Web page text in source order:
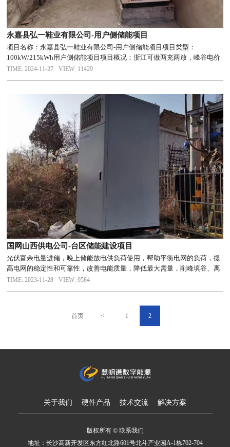
永嘉县弘一鞋业有限公司-用户侧储能项目
项目名称：永嘉县弘一鞋业有限公司-用户侧储能项目项目类型：
100kW/215kWh用户侧储能项目项目概况：浙江可做两充两放，峰谷电价
差超1元/度，峰谷套利模式帮助企业节省电费开支，降低用电成本。项目
TIME: 2024-11-27 VIEW: 11429
国网山西供电公司-台区储能建设项目
光伏富余电量进储，晚上储能放电供负荷使用，帮助平衡电网的负荷，提
高电网的稳定性和可靠性，改善电能质量，降低最大需量，削峰填谷、离
网运行等更多功能，配合慧明谦光储系统，实现能源的合理高效利用。
TIME: 2023-11-28 VIEW: 9584
首页 < 1 2
关于我们 硬件产品 技术交流 解决方案
版权所有 © 联系我们
地址：长沙高新开发区东方红北路601号北斗产业园A-1栋702-704